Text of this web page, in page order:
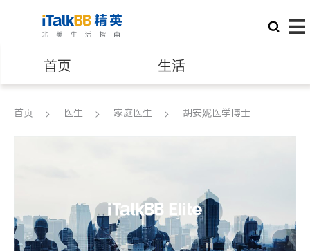
首页 生活
医生 律师
养老 非盈利组织
首页 医生 家庭医生 胡安妮医学博士